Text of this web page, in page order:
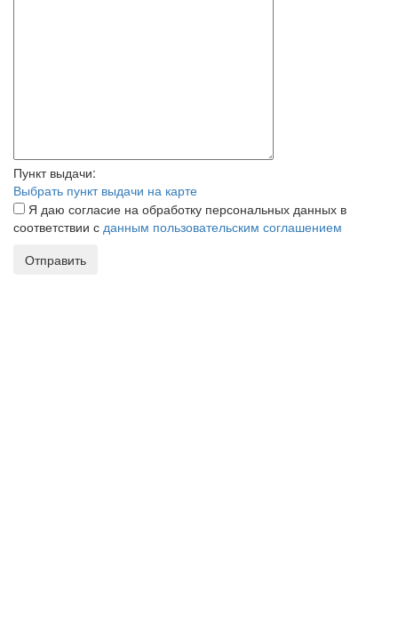
Пункт выдачи:
Выбрать пункт выдачи на карте
Я даю согласие на обработку персональных данных в
соответствии с данным пользовательским соглашением
Отправить